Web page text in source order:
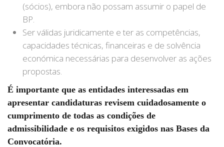
(sócios), embora não possam assumir o papel de
BP.
Ser válidas juridicamente e ter as competências,
capacidades técnicas, financeiras e de solvência
económica necessárias para desenvolver as ações
propostas.
É importante que as entidades interessadas em
apresentar candidaturas revisem cuidadosamente o
cumprimento de todas as condições de
admissibilidade e os requisitos exigidos nas Bases da
Convocatória.